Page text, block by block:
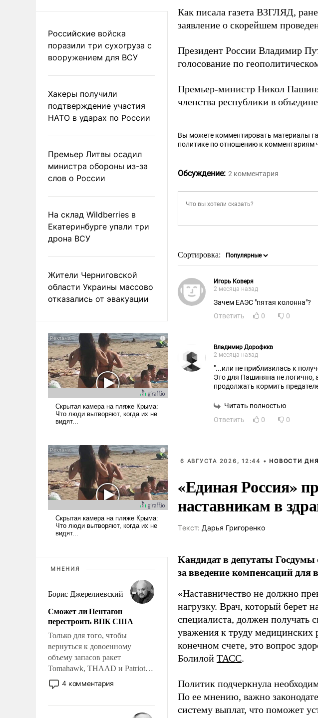
Российские войска
поразили три сухогруза с
вооружением для ВСУ
Хакеры получили
подтверждение участия
НАТО в ударах по России
Премьер Литвы осадил
министра обороны из-за
слов о России
На склад Wildberries в
Екатеринбурге упали три
дрона ВСУ
Жители Черниговской
области Украины массово
отказались от эвакуации
МНЕНИЯ
Борис Джерелиевский
Сможет ли Пентагон
перестроить ВПК США
Только для того, чтобы
вернуться к довоенному
объему запасов ракет
Tomahawk, THAAD и Patriot
США потребуется более трех
лет. Даже небольшая война с
4 комментария
Как писала газета ВЗГЛЯД,
заявление о скорейшем
Президент России Владимир
голосование по
Премьер-министр Никол
членства республики в
Вы можете комментировать материалы
политике по отношению к комментариям
Обсуждение: 2 комментария
Сортировка:
Игорь Коверя
2 месяца назад
Зачем ЕАЭС "пятая колонна"?
Ответить
0 0
Владимир Дорофккв
2 месяца назад
"...или не приблизилась к
Это для Пашиняна не логично,
продолжать кормить
Читать полностью
Ответить
0 0
6 АВГУСТА 2026, 12:44 • НОВОСТИ ДНЯ
«Единая Россия»
наставникам в
Tекст: Дарья Григоренко
Кандидат в депутаты
за введение компенсаций для
«Наставничество не должно
нагрузку. Врач, который берет
специалиста, должен получать
уважения к труду медицинских
конечном счете, это вопрос
Болилой ТАСС.
Политик подчеркнула
По ее мнению, важно
систему выплат, что поможет